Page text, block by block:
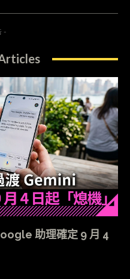
-
助理確定 9 月 4